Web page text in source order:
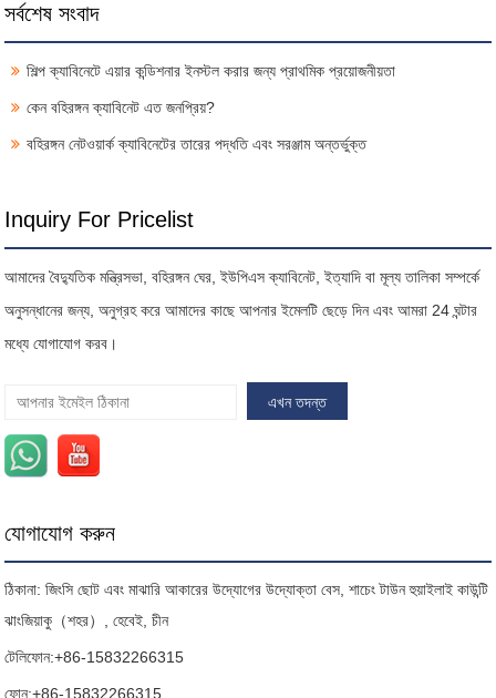
সর্বশেষ সংবাদ
শিল্প ক্যাবিনেটে এয়ার কন্ডিশনার ইনস্টল করার জন্য প্রাথমিক প্রয়োজনীয়তা
কেন বহিরঙ্গন ক্যাবিনেট এত জনপ্রিয়?
বহিরঙ্গন নেটওয়ার্ক ক্যাবিনেটের তারের পদ্ধতি এবং সরঞ্জাম অন্তর্ভুক্ত
Inquiry For Pricelist
আমাদের বৈদ্যুতিক মন্ত্রিসভা, বহিরঙ্গন ঘের, ইউপিএস ক্যাবিনেট, ইত্যাদি বা মূল্য তালিকা সম্পর্কে
অনুসন্ধানের জন্য, অনুগ্রহ করে আমাদের কাছে আপনার ইমেলটি ছেড়ে দিন এবং আমরা 24 ঘন্টার
মধ্যে যোগাযোগ করব।
যোগাযোগ করুন
ঠিকানা: জিংসি ছোট এবং মাঝারি আকারের উদ্যোগের উদ্যোক্তা বেস, শাচেং টাউন হুয়াইলাই কাউন্টি
ঝাংজিয়াকু（শহর）, হেবেই, চীন
টেলিফোন:+86-15832266315
ফোন:+86-15832266315